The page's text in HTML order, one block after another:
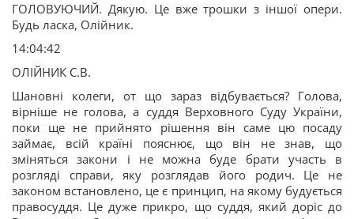
ГОЛОВУЮЧИЙ. Дякую. Це вже трошки з іншої опери.
Будь ласка, Олійник.
14:04:42
ОЛІЙНИК С.В.
Шановні колеги, от що зараз відбувається? Голова,
вірніше не голова, а суддя Верховного Суду України,
поки ще не прийнято рішення він саме цю посаду
займає, всій країні пояснює, що він не знав, що
зміняться закони і не можна буде брати участь в
розгляді справи, яку розглядав його родич. Це не
законом встановлено, це є принцип, на якому будується
правосуддя. Це дуже прикро, що суддя, який доріс до